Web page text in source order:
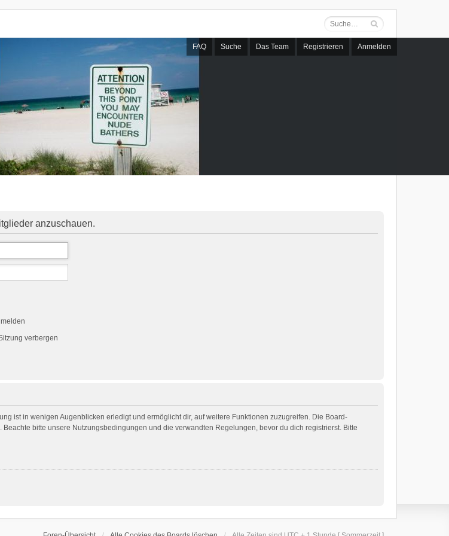
FAQ Suche Das Team Registrieren Anmelden
anzuschauen.
verbergen
ist in wenigen Augenblicken erledigt und ermöglicht dir, auf weitere Funktionen zuzugreifen. Die Board-
bitte unsere Nutzungsbedingungen und die verwandten Regelungen, bevor du dich registrierst. Bitte